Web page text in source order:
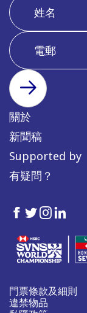
訂閱
關於
新聞稿
Supported by
有疑問？
HKSevens
on
HKSevens
onon on
門票條款及細則
違禁物品